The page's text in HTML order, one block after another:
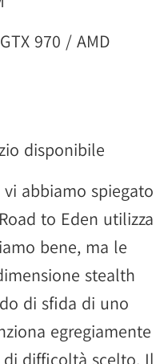
970 / AMD
disponibile
vi abbiamo spiegato
to Eden utilizza
bene, ma le
stealth
di sfida di uno
egregiamente
difficoltà scelto. Il